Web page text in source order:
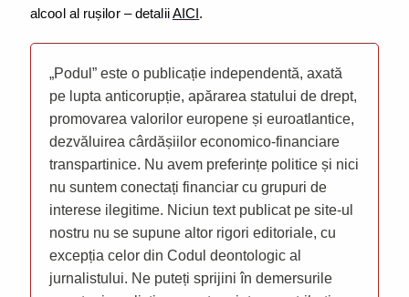
alcool al rușilor – detaliiAICI.
„Podul” este o publicație independentă, axată
pe lupta anticorupție, apărarea statului de drept,
promovarea valorilor europene și euroatlantice,
dezvăluirea cârdășiilor economico-financiare
transpartinice. Nu avem preferințe politice și nici
nu suntem conectați financiar cu grupuri de
interese ilegitime. Niciun text publicat pe site-ul
nostru nu se supune altor rigori editoriale, cu
excepția celor din Codul deontologic al
jurnalistului. Ne puteți sprijini în demersurile